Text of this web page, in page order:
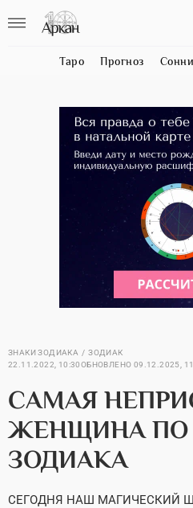
Таро Прогноз
ЗНАКИ ЗОДИАКА
ЗОДИАК
22.11.2022, 10:30ОБНОВЛЕНО 09.12.2025,
САМАЯ
ЖЕНЩИНА ПО
ЗОДИАКА
СЕГОДНЯ НАШ МАГИЧЕСКИЙ